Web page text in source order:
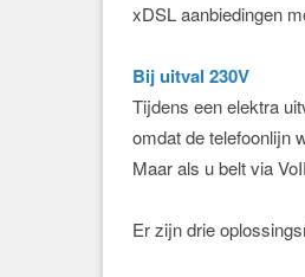
xDSL aanbiedingen
Bij uitval 230V
Tijdens een elektra
omdat de telefoonlijn
Maar als u belt via
Er zijn drie